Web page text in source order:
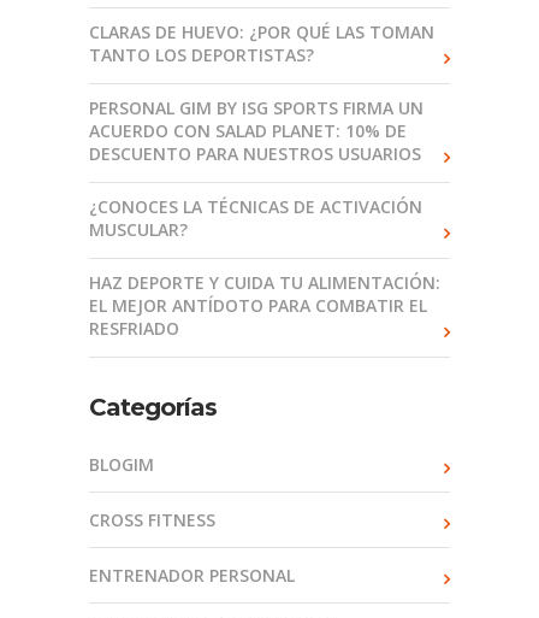
CLARAS DE HUEVO: ¿POR QUÉ LAS TOMAN
TANTO LOS DEPORTISTAS?
PERSONAL GIM BY ISG SPORTS FIRMA UN
ACUERDO CON SALAD PLANET: 10% DE
DESCUENTO PARA NUESTROS USUARIOS
¿CONOCES LA TÉCNICAS DE ACTIVACIÓN
MUSCULAR?
HAZ DEPORTE Y CUIDA TU ALIMENTACIÓN:
EL MEJOR ANTÍDOTO PARA COMBATIR EL
RESFRIADO
Categorías
BLOGIM
CROSS FITNESS
ENTRENADOR PERSONAL